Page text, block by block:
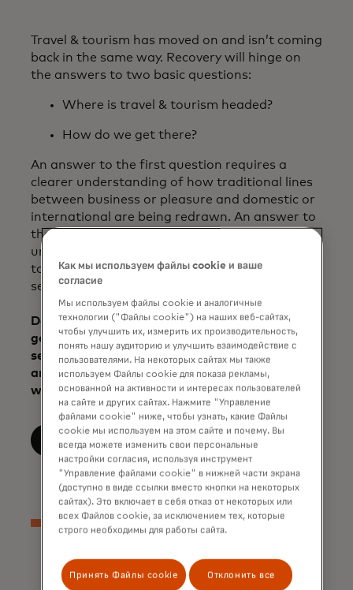
Travel & tourism has moved on and isn’t coming
back in the same way. Recovery will hinge on
the answers to two basic questions:
Where is travel & tourism headed?
How do we get there?
An answer to the first question requires a
clearer understanding of how traditional lines
between business or pleasure and domestic or
international are being redrawn. An answer to
the second comes from applying that
understanding to digital-first partnerships and
to insights from data-driven traveler
segmentation.
Download the report for thoughts on how
governments can bring public and private
sector initiatives together to rebuild tourism
and promote sustainable and inclusive growth
worldwide.
Download Report
Как мы используем файлы cookie и ваше
согласие
Мы используем файлы cookie и аналогичные
технологии ("Файлы cookie") на наших веб-сайтах,
чтобы улучшить их, измерить их производительность,
понять нашу аудиторию и улучшить взаимодействие с
пользователями. На некоторых сайтах мы также
используем Файлы cookie для показа рекламы,
основанной на активности и интересах пользователей
на сайте и других сайтах. Нажмите "Управление
файлами cookie" ниже, чтобы узнать, какие Файлы
cookie мы используем на этом сайте и почему. Вы
всегда можете изменить свои персональные
настройки согласия, используя инструмент
"Управление файлами cookie" в нижней части экрана
(доступно в виде ссылки вместо кнопки на некоторых
сайтах). Это включает в себя отказ от некоторых или
всех Файлов cookie, за исключением тех, которые
строго необходимы для работы сайта.
Принять Файлы cookie Отклонить все